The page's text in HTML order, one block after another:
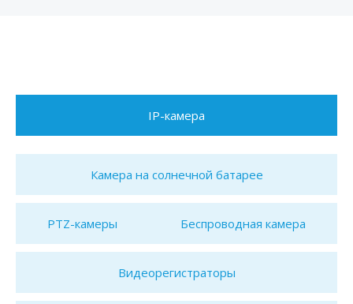
IP-камера
Камера на солнечной батарее
PTZ-камеры Беспроводная камера
Видеорегистраторы